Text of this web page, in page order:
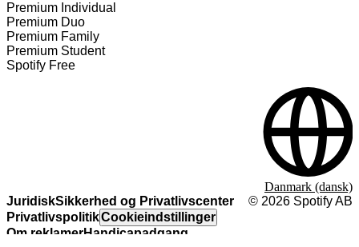
Premium Individual
Premium Duo
Premium Family
Premium Student
Spotify Free
JuridiskSikkerhed og Privatlivscenter
PrivatlivspolitikCookieindstillinger
Om reklamerHandicapadgang
© 2026 Spotify AB
Danmark (dansk)